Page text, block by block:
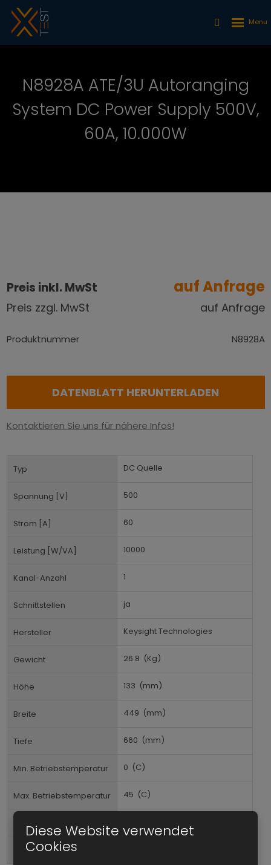
N8928A ATE/3U Autoranging
System DC Power Supply 500V,
60A, 10.000W
Preis inkl. MwSt auf Anfrage
Preis zzgl. MwSt auf Anfrage
Produktnummer N8928A
DATENBLATT HERUNTERLADEN
Kontaktieren Sie uns für nähere Infos!
Typ DC Quelle
Spannung [V] 500
Strom [A] 60
Leistung [W/VA] 10000
Kanal-Anzahl 1
Schnittstellen ja
Hersteller Keysight Technologies
Gewicht 26.8 (Kg)
Höhe 133 (mm)
Breite 449 (mm)
Tiefe 660 (mm)
Min. Betriebstemperatur 0 (C)
Max. Betriebstemperatur 45 (C)
Formfaktor
Anschlüsse (Ausgang)
Diese Website verwendet
Cookies